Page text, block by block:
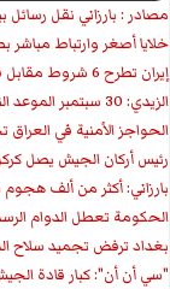
مصادر : بارزاني نقل
خلايا أصغر وارتباط مباشر
إيران تطرح 6 شروط مقابل فتح هرمز بينها تتعلق بالعراق
الزيدي: 30 سبتمبر الموعد النهائي لانسحاب قوات التحالف
الحواجز الأمنية في
رئيس أركان الجيش يصل
بارزاني: أكثر من ألف
الحكومة تعطل الدوام
بغداد ترفض تجميد سلاح
"سي أن أن": كبار قادة